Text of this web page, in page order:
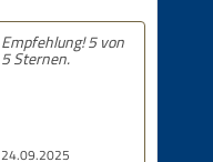
24.09.2025
Empfehlung! 5 von
5 Sternen.